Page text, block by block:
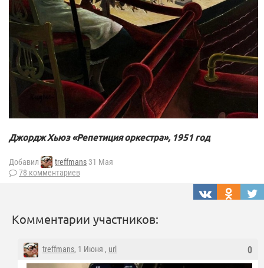
Джордж Хьюз «Репетиция оркестра», 1951 год
Добавил treffmans 31 Мая
78 комментариев
Комментарии участников:
0
treffmans, 1 Июня , url